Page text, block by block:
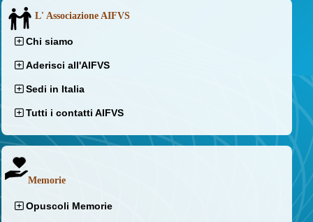
L' Associazione AIFVS
Chi siamo
Aderisci all'AIFVS
Sedi in Italia
Tutti i contatti AIFVS
Memorie
Opuscoli Memorie